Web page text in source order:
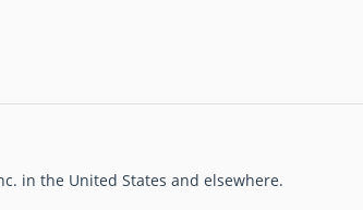
in the United States and elsewhere.